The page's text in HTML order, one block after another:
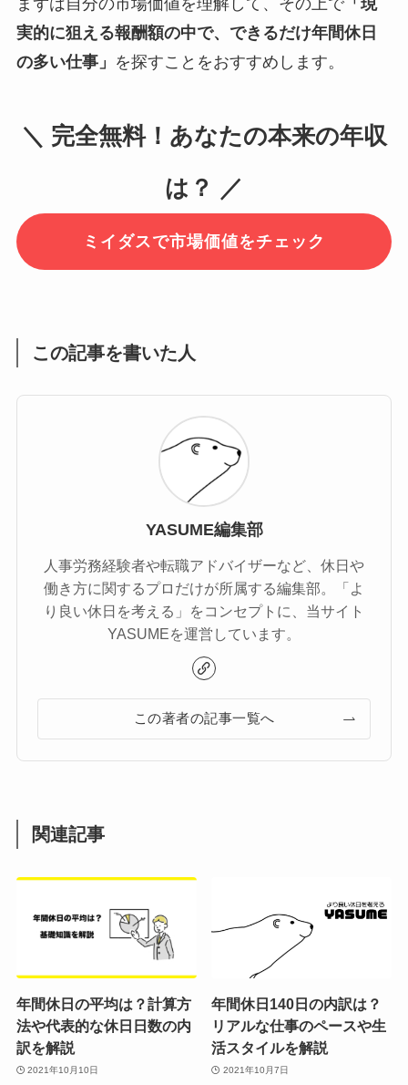
まずは自分の市場価値を理解して、その上で「現
実的に狙える報酬額の中で、できるだけ年間休日
の多い仕事」 を探すことをおすすめします。
＼ 完全無料！あなたの本来の年収
は？ ／
ミイダスで市場価値をチェック
この記事を書いた人
YASUME編集部
人事労務経験者や転職アドバイザーなど、休日や
働き方に関するプロだけが所属する編集部。「よ
り良い休日を考える」をコンセプトに、当サイト
YASUMEを運営しています。
この著者の記事一覧へ
関連記事
年間休日の平均は？計算方
法や代表的な休日日数の内
訳を解説
2021年10月10日
年間休日140日の内訳は？
リアルな仕事のペースや生
活スタイルを解説
2021年10月7日